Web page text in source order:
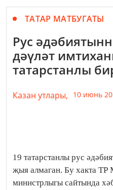
ТАТАР МАТБУГАТЫ
Рус
дәүләт
татарстанлы
Казан утлары, 10 июнь
19 татарстанлы рус
җыя алмаган. Бу хакта
министрлыгы сайтында